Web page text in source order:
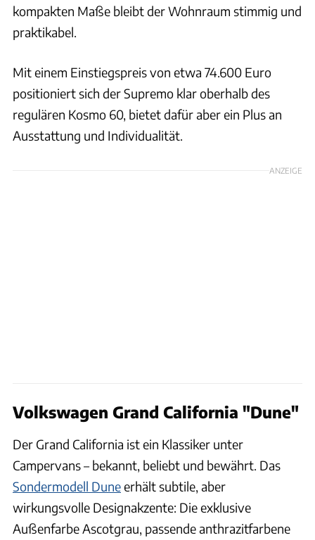
kompakten Maße bleibt der Wohnraum stimmig und
praktikabel.
Mit einem Einstiegspreis von etwa 74.600 Euro
positioniert sich der Supremo klar oberhalb des
regulären Kosmo 60, bietet dafür aber ein Plus an
Ausstattung und Individualität.
ANZEIGE
Volkswagen Grand California "Dune"
Der Grand California ist ein Klassiker unter
Campervans – bekannt, beliebt und bewährt. Das
Sondermodell Duneerhält subtile, aber
wirkungsvolle Designakzente: Die exklusive
Außenfarbe Ascotgrau, passende anthrazitfarbene